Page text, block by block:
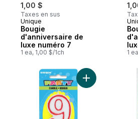
1,00 $
Taxes en sus
Unique
Bougie
d'anniversaire de
luxe numéro 7
1 ea, 1,00 $/1ch 1
Ajouter Bougie